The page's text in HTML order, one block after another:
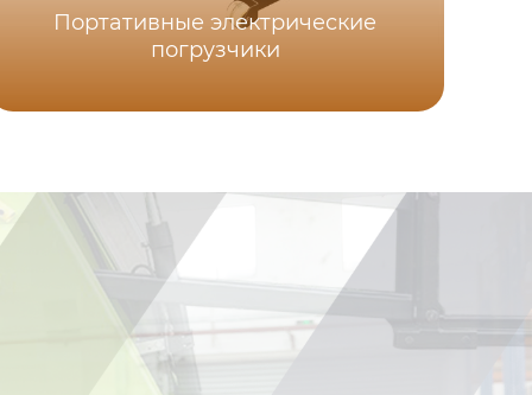
Портативные электрические
погрузчики